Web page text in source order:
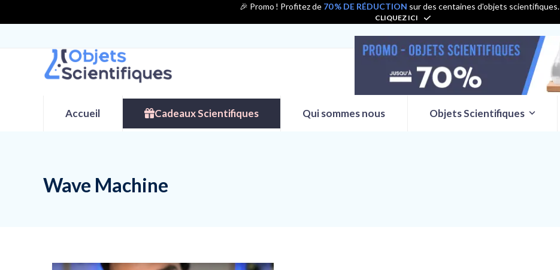
de
🎉 Promo ! Profitez de 70 % DE RÉDUCTION sur des centaines d'objets scientifiques.
CLIQUEZ ICI
Accueil Cadeaux Scientifiques Qui sommes nous Objets Scientifiques
Wave Machine